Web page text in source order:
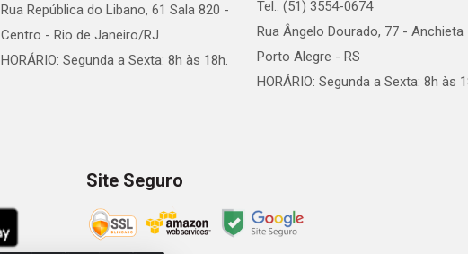
Rua República do Libano, 61 Sala 820 -
Centro - Rio de Janeiro/RJ
HORÁRIO: Segunda a Sexta: 8h às 18h.
Tel.: (51) 3554-0674
Rua Ângelo Dourado, 77 - Anchieta
Porto Alegre - RS
HORÁRIO: Segunda a Sexta: 8h às
Site Seguro